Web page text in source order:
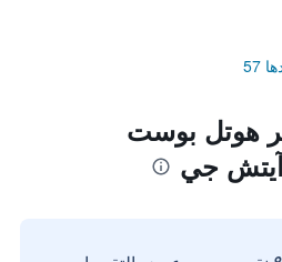
هوتل بوست
آيتش جي